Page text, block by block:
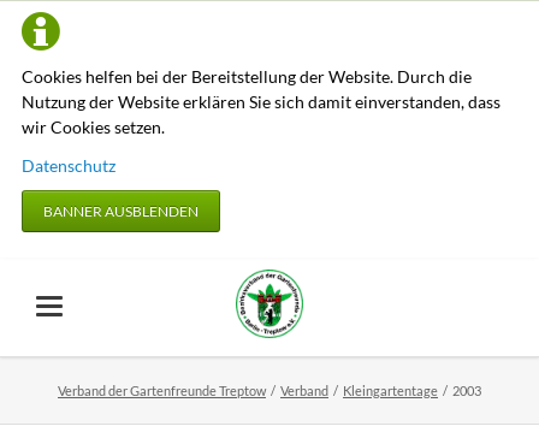
Cookies helfen bei der Bereitstellung der Website. Durch die
Nutzung der Website erklären Sie sich damit einverstanden, dass
wir Cookies setzen.
Datenschutz
BANNER AUSBLENDEN
Verband der Gartenfreunde Treptow Verband Kleingartentage 2003